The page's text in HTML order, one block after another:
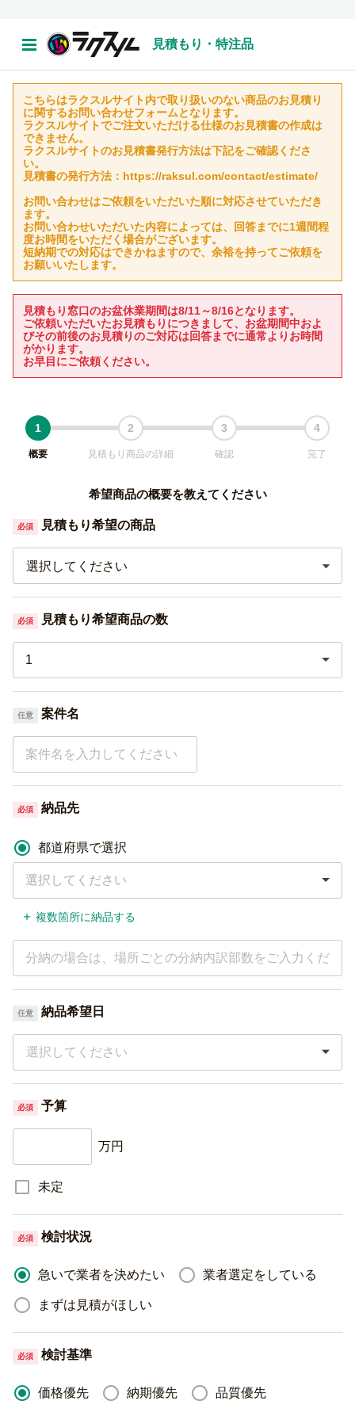
見積もり・特注品
こちらはラクスルサイト内で取り扱いのない商品のお見積り
に関するお問い合わせフォームとなります。
ラクスルサイトでご注文いただける仕様のお見積書の作成は
できません。
ラクスルサイトのお見積書発行方法は下記をご確認くださ
い。
見積書の発行方法：https://raksul.com/contact/estimate/
お問い合わせはご依頼をいただいた順に対応させていただき
ます。
お問い合わせいただいた内容によっては、回答までに1週間程
度お時間をいただく場合がございます。
短納期での対応はできかねますので、余裕を持ってご依頼を
お願いいたします。
見積もり窓口のお盆休業期間は8/11～8/16となります。
ご依頼いただいたお見積もりにつきまして、お盆期間中およ
びその前後のお見積りのご対応は回答までに通常よりお時間
がかります。
お早目にご依頼ください。
概要
1
見積もり商品の詳細
2
確認
3
完了
4
希望商品の概要を教えてください
必須 見積もり希望の商品
選択してください
必須 見積もり希望商品の数
1
任意 案件名
必須 納品先
都道府県で選択
選択してください
複数箇所に納品する
任意 納品希望日
選択してください
必須 予算
万円
未定
必須 検討状況
急いで業者を決めたい 業者選定をしている
まずは見積がほしい
必須 検討基準
価格優先 納期優先 品質優先